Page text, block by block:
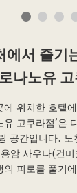
에서 즐기
나노유
에 위치한 호텔
유 고쿠라점’은
공간입니다.
암 사우나(건
의 피로를 풀기